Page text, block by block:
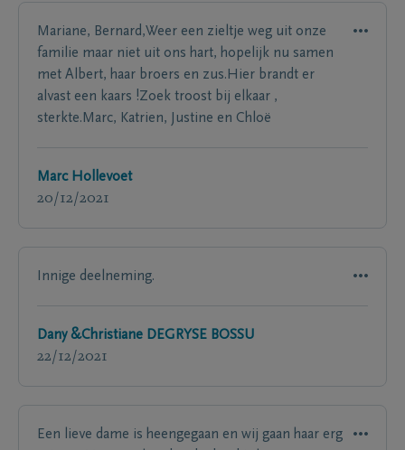
Mariane, Bernard,Weer een zieltje weg uit onze
familie maar niet uit ons hart, hopelijk nu samen
met Albert, haar broers en zus.Hier brandt er
alvast een kaars !Zoek troost bij elkaar ,
sterkte.Marc, Katrien, Justine en Chloë
Marc Hollevoet
20/12/2021
Innige deelneming.
Dany &Christiane DEGRYSE BOSSU
22/12/2021
Een lieve dame is heengegaan en wij gaan haar erg